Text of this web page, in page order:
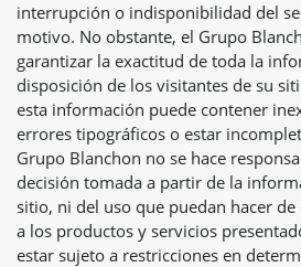
interrupción o indisponibilidad del
motivo. No obstante, el Grupo
garantizar la exactitud de toda la
disposición de los visitantes de su
esta información puede contener
errores tipográficos o estar
Grupo Blanchon no se hace
decisión tomada a partir de la
sitio, ni del uso que puedan hacer de
a los productos y servicios
estar sujeto a restricciones en